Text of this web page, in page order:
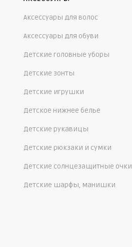
Аксессуары для волос
Аксессуары для обуви
Детские головные уборы
Детские зонты
Детские игрушки
Детское нижнее белье
Детские рукавицы
Детские рюкзаки и сумки
Детские солнцезащитные очки
Детские шарфы, манишки